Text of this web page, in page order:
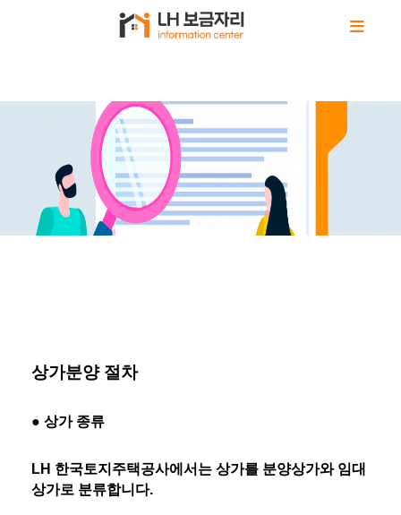
상가분양 절차
● 상가 종류
LH 한국토지주택공사에서는 상가를 분양상가와 임대
상가로 분류합니다.